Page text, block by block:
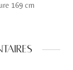
169 cm